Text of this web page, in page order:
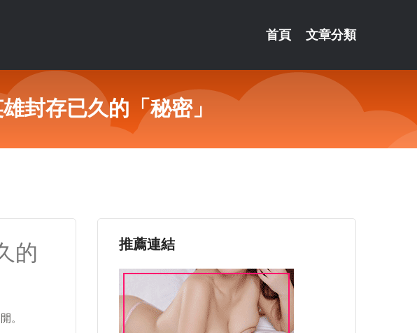
首頁 文章分類
封存已久的「秘密」
的
。
推薦連結